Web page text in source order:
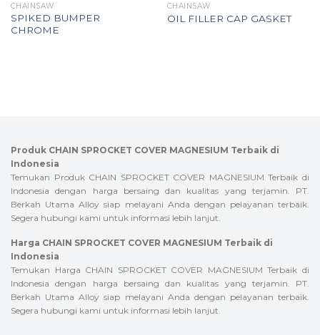
CHAINSAW
SPIKED BUMPER
CHROME
CHAINSAW
OIL FILLER CAP GASKET
Produk CHAIN SPROCKET COVER MAGNESIUM Terbaik di
Indonesia
Temukan Produk CHAIN SPROCKET COVER MAGNESIUM Terbaik di
Indonesia dengan harga bersaing dan kualitas yang terjamin. PT.
Berkah Utama Alloy siap melayani Anda dengan pelayanan terbaik.
Segera hubungi kami untuk informasi lebih lanjut.
Harga CHAIN SPROCKET COVER MAGNESIUM Terbaik di
Indonesia
Temukan Harga CHAIN SPROCKET COVER MAGNESIUM Terbaik di
Indonesia dengan harga bersaing dan kualitas yang terjamin. PT.
Berkah Utama Alloy siap melayani Anda dengan pelayanan terbaik.
Segera hubungi kami untuk informasi lebih lanjut.